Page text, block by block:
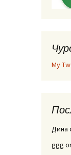
My
Дина
ggg